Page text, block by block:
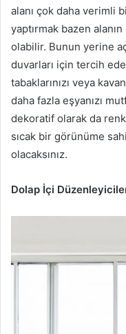
alanı çok daha verimli
yaptırmak bazen
olabilir. Bunun yerine
duvarları için tercih
tabaklarınızı veya
daha fazla eşyanızı
dekoratif olarak da
sıcak bir görünüme
olacaksınız.
Dolap İçi